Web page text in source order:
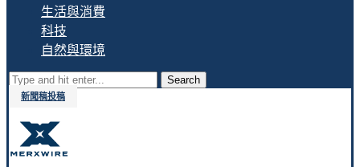
生活與消費
科技
自然與環境
Search
新聞稿投稿